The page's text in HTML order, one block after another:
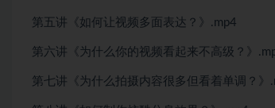
第五讲《如何让视频多面表达？》.mp4
第六讲《为什么你的视频看起来不高级？》
第七讲《为什么拍摄内容很多但看着单调？》